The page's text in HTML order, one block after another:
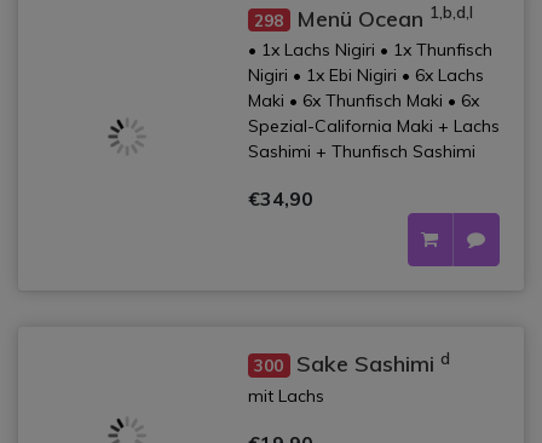
298 Menü Ocean 1,b,d,l
• 1x Lachs Nigiri • 1x Thunfisch
Nigiri • 1x Ebi Nigiri • 6x Lachs
Maki • 6x Thunfisch Maki • 6x
Spezial-California Maki + Lachs
Sashimi + Thunfisch Sashimi
€34,90
300 Sake Sashimi d
mit Lachs